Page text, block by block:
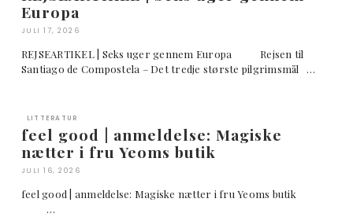
Europa
JULI 17, 2026
REJSEARTIKEL | Seks uger gennem Europa Rejsen til
Santiago de Compostela – Det tredje største pilgrimsmål …
LITTERATUR
feel good | anmeldelse: Magiske
nætter i fru Yeoms butik
JULI 16, 2026
feel good | anmeldelse: Magiske nætter i fru Yeoms butik
…